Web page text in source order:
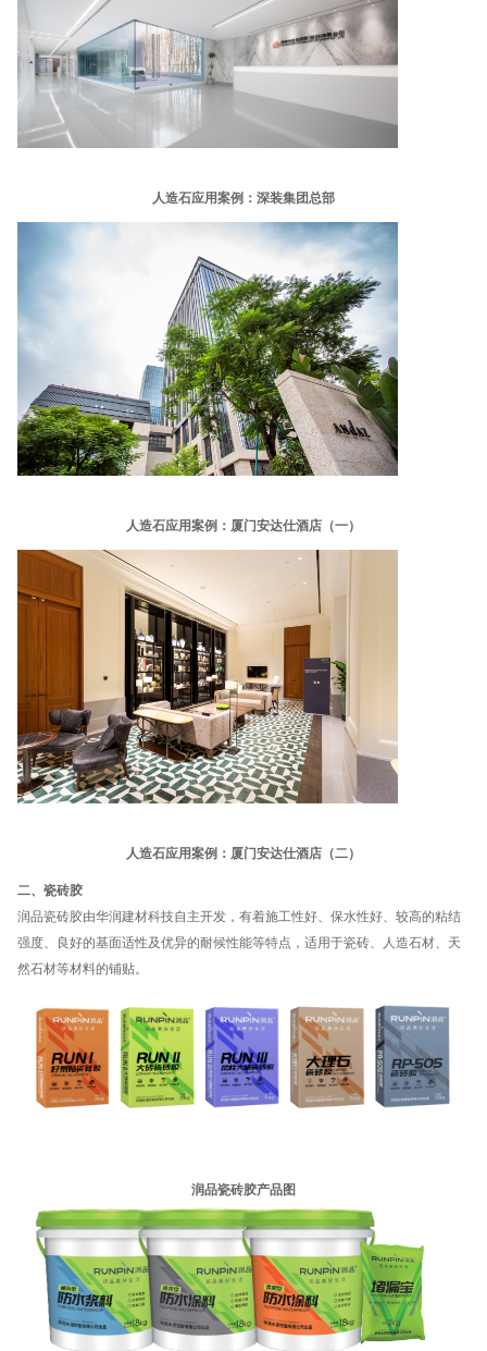
人造石应用案例：深装集团总部
人造石应用案例：厦门安达仕酒店（一）
人造石应用案例：厦门安达仕酒店（二）
二、瓷砖胶
润品瓷砖胶由华润建材科技自主开发，有着施工性好、保水性好、较高的粘结
强度、良好的基面适性及优异的耐候性能等特点，适用于瓷砖、人造石材、天
然石材等材料的铺贴。
润品瓷砖胶产品图